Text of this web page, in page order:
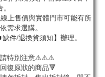
上售價與實體門市可能有所
需求選購。
件/退換貨須知】辦理。
特別注意⚠️⚠️⚠️
復原狀的商品🔻